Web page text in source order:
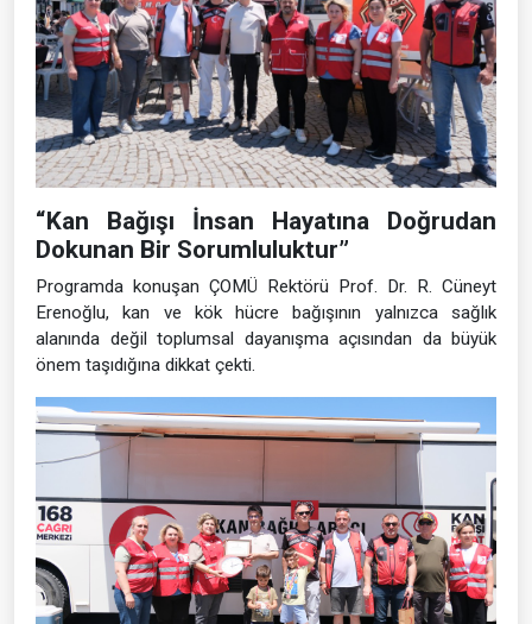
“Kan Bağışı İnsan Hayatına Doğrudan
Dokunan Bir Sorumluluktur”
Programda konuşan ÇOMÜ Rektörü Prof. Dr. R. Cüneyt
Erenoğlu, kan ve kök hücre bağışının yalnızca sağlık
alanında değil toplumsal dayanışma açısından da büyük
önem taşıdığına dikkat çekti.